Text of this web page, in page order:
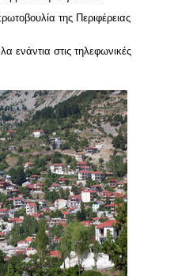
της Περιφέρειας
ενάντια στις τηλεφωνικές